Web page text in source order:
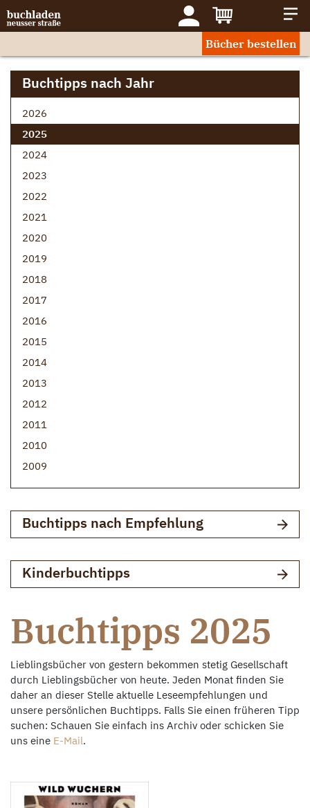
Bücher bestellen
Buchtipps nach Jahr
2026
2025
2024
2023
2022
2021
2020
2019
2018
2017
2016
2015
2014
2013
2012
2011
2010
2009
Buchtipps nach Empfehlung
Kinderbuchtipps
Buchtipps 2025
Lieblingsbücher von gestern bekommen stetig Gesellschaft
durch Lieblingsbücher von heute. Jeden Monat finden Sie
daher an dieser Stelle aktuelle Leseempfehlungen und
unsere persönlichen Buchtipps. Falls Sie einen früheren Tipp
suchen: Schauen Sie einfach ins Archiv oder schicken Sie
uns eine E-Mail.